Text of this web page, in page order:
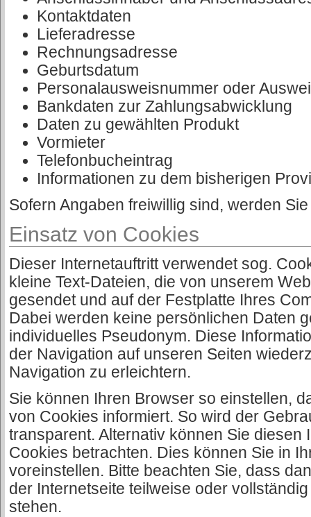
Kontaktdaten
Lieferadresse
Rechnungsadresse
Geburtsdatum
Personalausweisnummer oder
Bankdaten zur Zahlungsabwicklung
Daten zu gewählten Produkt
Vormieter
Telefonbucheintrag
Informationen zu dem bisherigen
Sofern Angaben freiwillig sind, werden
Einsatz von Cookies
Dieser Internetauftritt verwendet sog.
kleine Text-Dateien, die von unserem
gesendet und auf der Festplatte Ihres
Dabei werden keine persönlichen Daten
individuelles Pseudonym. Diese
der Navigation auf unseren Seiten
Navigation zu erleichtern.
Sie können Ihren Browser so einstellen,
von Cookies informiert. So wird der
transparent. Alternativ können Sie diesen
Cookies betrachten. Dies können Sie in
voreinstellen. Bitte beachten Sie, dass
der Internetseite teilweise oder
stehen.